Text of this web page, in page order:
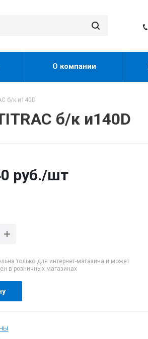
О компании
б/к и140D
б/к и140D
руб./шт
только для интернет-магазина и может
в розничных магазинах